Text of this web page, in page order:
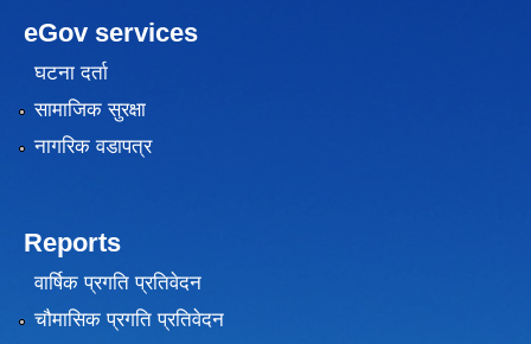
eGov services
घटना दर्ता
सामाजिक सुरक्षा
नागरिक वडापत्र
Reports
वार्षिक प्रगति प्रतिवेदन
चौमासिक प्रगति प्रतिवेदन